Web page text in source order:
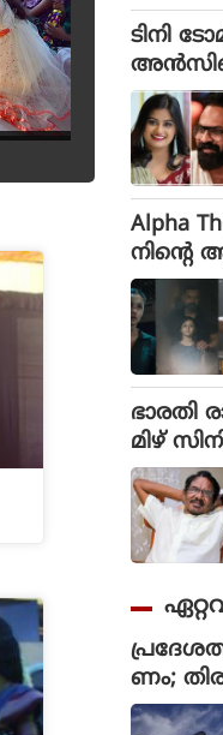
ടിനി
തി
Alpha The First Kill : ' 18 വയസ്സ്,
ന്‍
ലിയ,
ഭാരതി
മിഴ്
ണം;